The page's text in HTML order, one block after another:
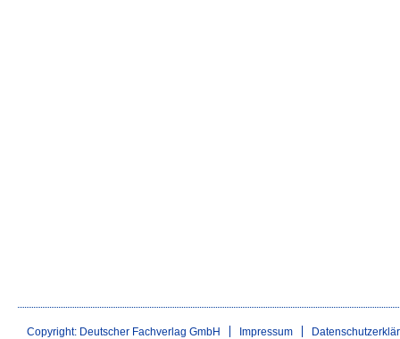
Copyright: Deutscher Fachverlag GmbH Impressum